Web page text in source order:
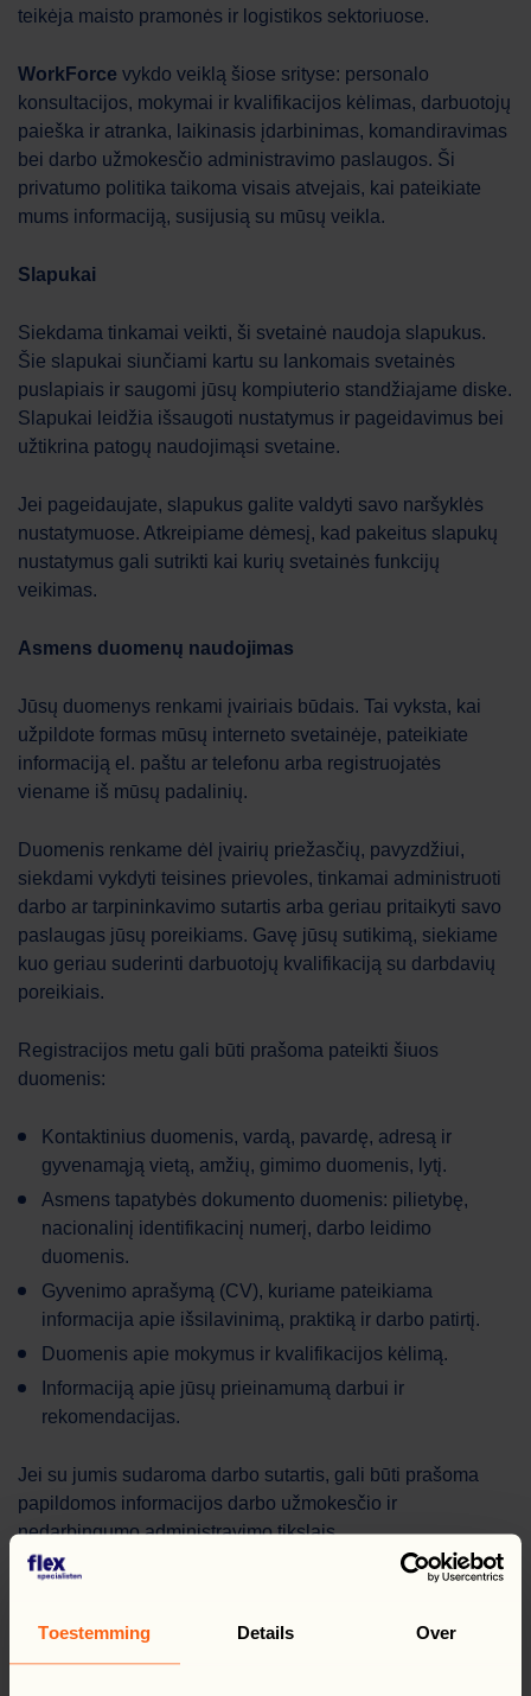
Toestemming Details Over
teikėja maisto pramonės ir logistikos sektoriuose.
WorkForce vykdo veiklą šiose srityse: personalo
konsultacijos, mokymai ir kvalifikacijos kėlimas, darbuotojų
paieška ir atranka, laikinasis įdarbinimas, komandiravimas
bei darbo užmokesčio administravimo paslaugos. Ši
privatumo politika taikoma visais atvejais, kai pateikiate
mums informaciją, susijusią su mūsų veikla.
Slapukai
Siekdama tinkamai veikti, ši svetainė naudoja slapukus.
Šie slapukai siunčiami kartu su lankomais svetainės
puslapiais ir saugomi jūsų kompiuterio standžiajame diske.
Slapukai leidžia išsaugoti nustatymus ir pageidavimus bei
užtikrina patogų naudojimąsi svetaine.
Jei pageidaujate, slapukus galite valdyti savo naršyklės
nustatymuose. Atkreipiame dėmesį, kad pakeitus slapukų
nustatymus gali sutrikti kai kurių svetainės funkcijų
veikimas.
Asmens duomenų naudojimas
Jūsų duomenys renkami įvairiais būdais. Tai vyksta, kai
užpildote formas mūsų interneto svetainėje, pateikiate
informaciją el. paštu ar telefonu arba registruojatės
viename iš mūsų padalinių.
Duomenis renkame dėl įvairių priežasčių, pavyzdžiui,
siekdami vykdyti teisines prievoles, tinkamai administruoti
darbo ar tarpininkavimo sutartis arba geriau pritaikyti savo
paslaugas jūsų poreikiams. Gavę jūsų sutikimą, siekiame
kuo geriau suderinti darbuotojų kvalifikaciją su darbdavių
poreikiais.
Registracijos metu gali būti prašoma pateikti šiuos
duomenis:
Kontaktinius duomenis, vardą, pavardę, adresą ir
gyvenamąją vietą, amžių, gimimo duomenis, lytį.
Asmens tapatybės dokumento duomenis: pilietybę,
nacionalinį identifikacinį numerį, darbo leidimo
duomenis.
Gyvenimo aprašymą (CV), kuriame pateikiama
informacija apie išsilavinimą, praktiką ir darbo patirtį.
Duomenis apie mokymus ir kvalifikacijos kėlimą.
Informaciją apie jūsų prieinamumą darbui ir
rekomendacijas.
Jei su jumis sudaroma darbo sutartis, gali būti prašoma
papildomos informacijos darbo užmokesčio ir
nedarbingumo administravimo tikslais.
Jūs esate atsakingi už tikslios ir aktualios informacijos
Work Force AI asistentas
Sveiki! Kuo galiu jums šiandien padėti?